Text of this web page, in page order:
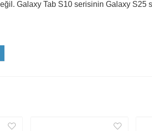
Galaxy Tab S10 serisinin Galaxy S25